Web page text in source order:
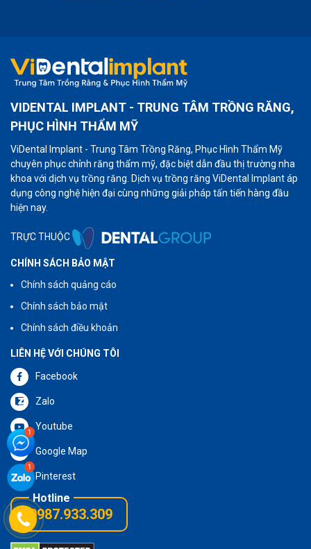
VIDENTAL IMPLANT - TRUNG TÂM TRỒNG RĂNG,
PHỤC HÌNH THẨM MỸ
ViDental Implant - Trung Tâm Trồng Răng, Phục Hình Thẩm Mỹ
chuyên phục chỉnh răng thẩm mỹ, đặc biệt dẫn đầu thị trường nha
khoa với dịch vụ trồng răng. Dịch vụ trồng răng ViDental Implant áp
dụng công nghệ hiện đại cùng những giải pháp tấn tiến hàng đầu
hiện nay.
TRỰC THUỘC
CHÍNH SÁCH BẢO MẬT
Chính sách quảng cáo
Chính sách bảo mật
Chính sách điều khoản
LIÊN HỆ VỚI CHÚNG TÔI
Facebook
Zalo
Youtube
Google Map
Pinterest
0987.933.309